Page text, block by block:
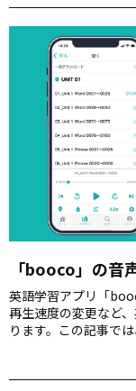
「booco」の音
英語学習アプリ「
再生速度の変更など
ります。この記事で